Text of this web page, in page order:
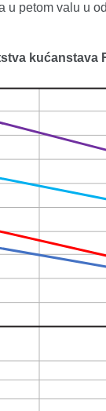
u petom valu u
kućanstava